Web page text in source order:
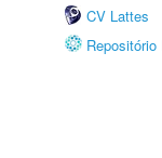
CV Lattes